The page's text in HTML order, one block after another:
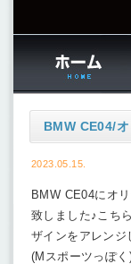
BMW CE04/
2023.05.15.
BMW CE04にオ
致しました♪こち
ザインをアレンジ
(Mスポーツっぽ